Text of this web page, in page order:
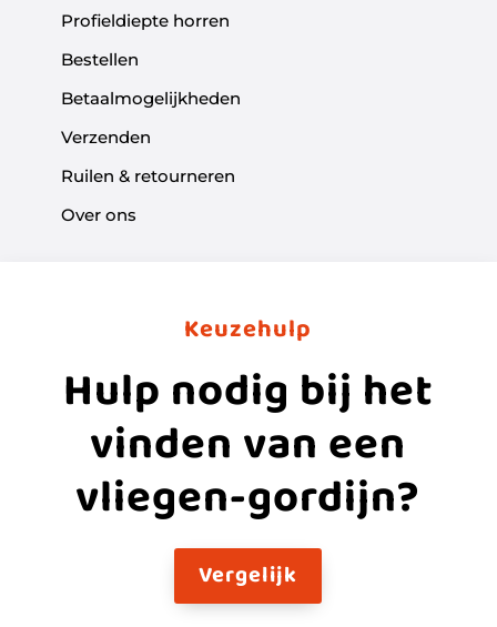
Profieldiepte horren
Bestellen
Betaalmogelijkheden
Verzenden
Ruilen & retourneren
Over ons
Keuzehulp
Hulp nodig bij het
vinden van een
vliegen-gordijn?
Vergelijk